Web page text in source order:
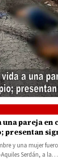
una pareja
presentan
y una mujer
Serdán, a la…